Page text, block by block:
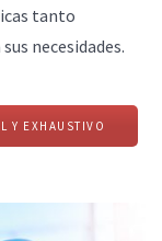
tanto
necesidades.
Y EXHAUSTIVO